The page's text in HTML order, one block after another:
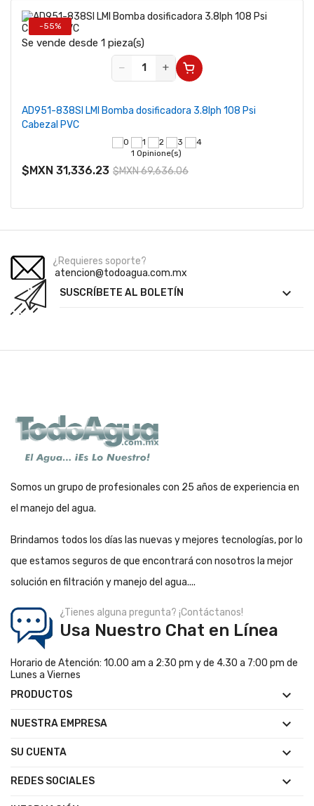
-55%
Se vende desde 1 pieza(s)
−
+
AD951-838SI LMI Bomba dosificadora 3.8lph 108 Psi
Cabezal PVC
1 Opinione(s)
$MXN 31,336.23 $MXN 69,636.06
¿Requieres soporte?
atencion@todoagua.com.mx
SUSCRÍBETE AL BOLETÍN

Somos un grupo de profesionales con 25 años de experiencia en
el manejo del agua.
Brindamos todos los días las nuevas y mejores tecnologías, por lo
que estamos seguros de que encontrará con nosotros la mejor
solución en filtración y manejo del agua....
¿Tienes alguna pregunta? ¡Contáctanos!
Usa Nuestro Chat en Línea
Horario de Atención: 10.00 am a 2:30 pm y de 4.30 a 7:00 pm de
Lunes a Viernes
PRODUCTOS

NUESTRA EMPRESA 
SU CUENTA 
REDES SOCIALES 